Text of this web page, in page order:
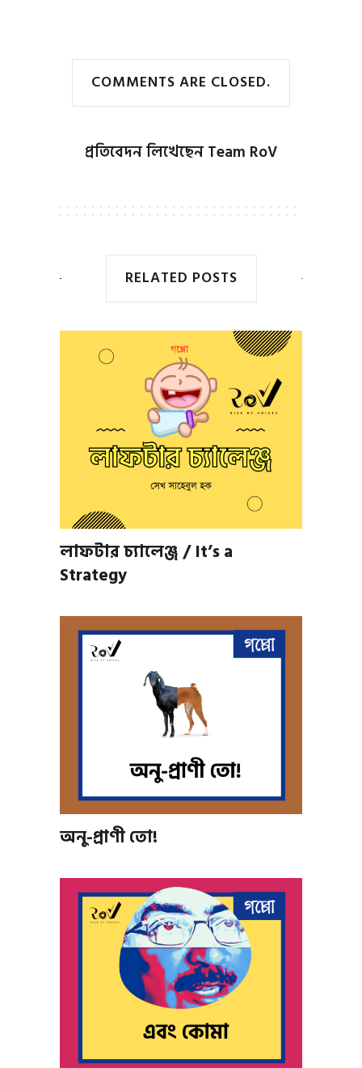
COMMENTS ARE CLOSED.
প্রতিবেদন লিখেছেনTeam RoV
RELATED POSTS
লাফটার চ্যালেঞ্জ / It’s a
Strategy
অনু-প্রাণী তো!